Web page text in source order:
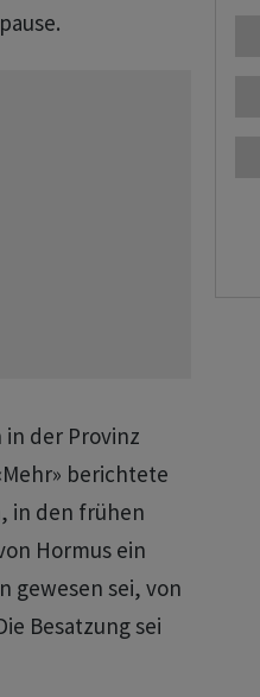
der Provinz
berichtete
in den frühen
Hormus ein
gewesen sei, von
Besatzung sei